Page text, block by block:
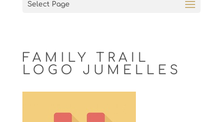
Select Page
FAMILY TRAIL
LOGO JUMELLES